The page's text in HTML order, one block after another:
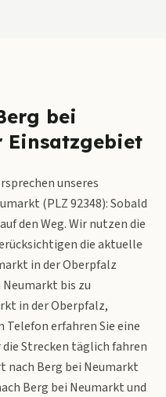
bei
Einsatzgebiet
unseres
(PLZ 92348): Sobald
den Weg. Wir nutzen die
die aktuelle
in der Oberpfalz
bis zu
in der Oberpfalz,
erfahren Sie eine
Strecken täglich fahren
nach Berg bei Neumarkt
Berg bei Neumarkt und